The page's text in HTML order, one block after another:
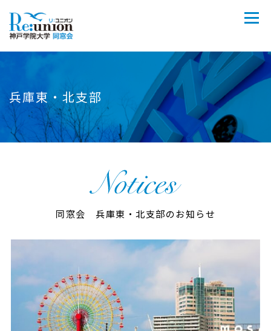
兵庫東・北支部
同窓会 兵庫東・北支部のお知らせ